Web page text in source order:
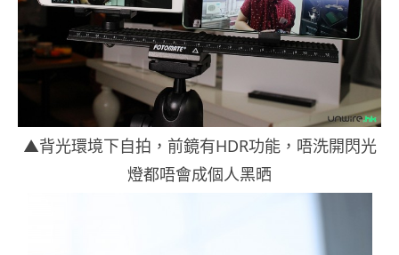
▲背光環境下自拍，前鏡有HDR功能，唔洗開閃光
燈都唔會成個人黑晒